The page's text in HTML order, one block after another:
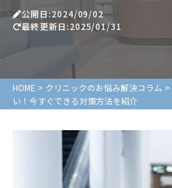
公開日:2024/09/02
最終更新日:2025/01/31
HOME > クリニックのお悩み解決コラム >
い！今すぐできる対策方法を紹介